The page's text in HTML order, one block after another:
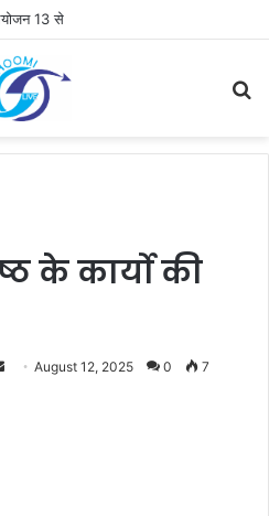
अल्मोड़ा की सेवायें होंगी दुरूस्त
के कार्यो की
SendAugust 12, 2025 0 7